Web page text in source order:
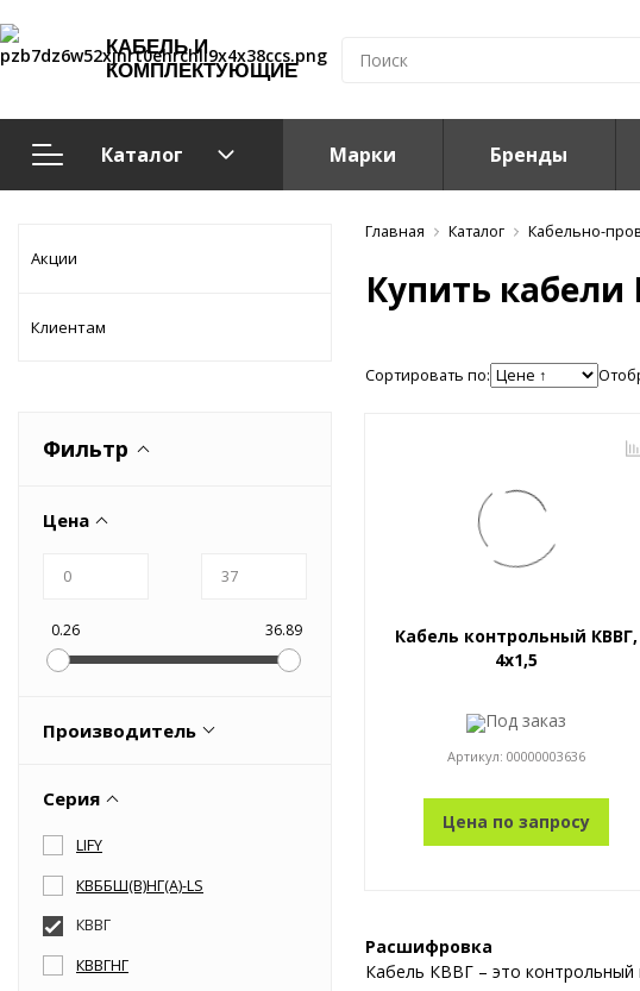
КАБЕЛЬ И
КОМПЛЕКТУЮЩИЕ
Каталог
Кабельно-проводниковая продукция
Оборудование пневматическое
Марки Бренды
Акции
Клиентам
Фильтр
Цена
0.26 36.89
Производитель
ПромЭл
РФ
Весь список
Серия
LIFY
КВББШ(В)НГ(A)-LS
КВВГ
КВВГНГ
Главная Каталог Кабельно-
Купить кабели
Сортировать по:
Кабель контрольный КВВГ,
4x1,5
Под заказ
Артикул:00000003636
Цена по запросу
Расшифровка
Кабель КВВГ – это контрольный